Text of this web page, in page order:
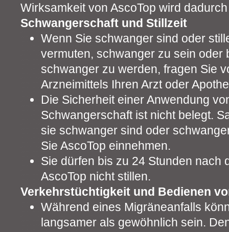
Wirksamkeit von AscoTop wird
Schwangerschaft und Stillzeit
Wenn Sie schwanger sind oder
vermuten, schwanger zu sein oder
schwanger zu werden, fragen Sie
Arzneimittels Ihren Arzt oder
Die Sicherheit einer Anwendung
Schwangerschaft ist nicht belegt.
sie schwanger sind oder
Sie AscoTop einnehmen.
Sie dürfen bis zu 24 Stunden nach
AscoTop nicht stillen.
Verkehrstüchtigkeit und Bedienen
Während eines Migräneanfalls
langsamer als gewöhnlich sein.